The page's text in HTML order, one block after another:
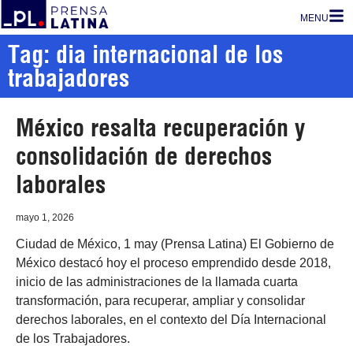
MENU
Tag: dia internacional de los
trabajadores
México resalta recuperación y
consolidación de derechos
laborales
mayo 1, 2026
Ciudad de México, 1 may (Prensa Latina) El Gobierno de
México destacó hoy el proceso emprendido desde 2018,
inicio de las administraciones de la llamada cuarta
transformación, para recuperar, ampliar y consolidar
derechos laborales, en el contexto del Día Internacional
de los Trabajadores.